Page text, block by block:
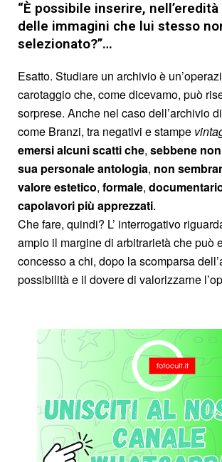
“È possibile inserire,
delle immagini che lui stesso
selezionato?”…
Esatto. Studiare un archivio è
carotaggio che, come dicevamo, può
sorprese. Anche nel caso dell’archivio
come Branzi, tra negativi e stampe
emersi alcuni scatti che, sebbene
sua personale antologia, non
valore estetico, formale,
capolavori più apprezzati.
Che fare, quindi? L’ interrogativo
ampio il margine di arbitrarietà che può
concesso a chi, dopo la scomparsa
possibilità e il dovere di valorizzarne